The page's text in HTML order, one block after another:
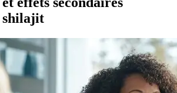
shilajit